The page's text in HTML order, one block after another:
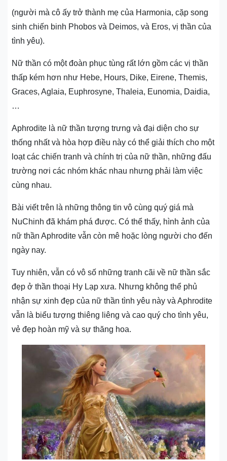
(người mà cô ấy trở thành mẹ của Harmonia, cặp song
sinh chiến binh Phobos và Deimos, và Eros, vị thần của
tình yêu).
Nữ thần có một đoàn phục tùng rất lớn gồm các vị thần
thấp kém hơn như Hebe, Hours, Dike, Eirene, Themis,
Graces, Aglaia, Euphrosyne, Thaleia, Eunomia, Daidia,
…
Aphrodite là nữ thần tượng trưng và đại diện cho sự
thống nhất và hòa hợp điều này có thể giải thích cho một
loạt các chiến tranh và chính trị của nữ thần, những đấu
trường nơi các nhóm khác nhau nhưng phải làm việc
cùng nhau.
Bài viết trên là những thông tin vô cùng quý giá mà
NuChinh đã khám phá được. Có thể thấy, hình ảnh của
nữ thần Aphrodite vẫn còn mê hoặc lòng người cho đến
ngày nay.
Tuy nhiên, vẫn có vô số những tranh cãi về nữ thần sắc
đẹp ở thần thoại Hy Lạp xưa. Nhưng không thể phủ
nhận sự xinh đẹp của nữ thần tình yêu này và Aphrodite
vẫn là biểu tượng thiêng liêng và cao quý cho tình yêu,
vẻ đẹp hoàn mỹ và sự thăng hoa.